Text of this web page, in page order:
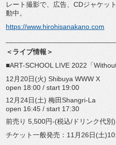
レート撮影で、広告、 CDジャケッ
動中。
https://www.hirohisanakano.com
＜ライブ情報＞
■ART-SCHOOL LIVE 2022「
12月20日(火) Shibuya WWW X
open 18:00 / start 19:00
12月24日(土) 梅田Shangri-La
open 16:45 / start 17:30
前売り 5,500円-(税込/ドリンク代別)
チケット一般発売：11月26日(土